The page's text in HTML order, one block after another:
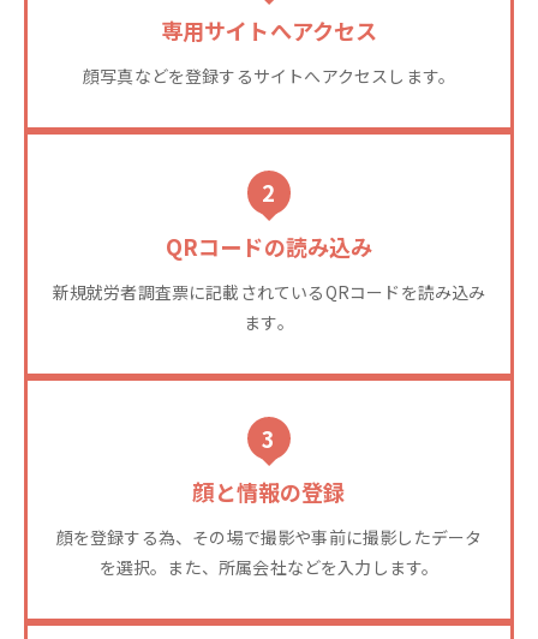
専用サイトへアクセス
顔写真などを登録するサイトへアクセスします。
2
QRコードの読み込み
新規就労者調査票に記載されているQRコードを読み込み
ます。
3
顔と情報の登録
顔を登録する為、その場で撮影や事前に撮影したデータ
を選択。また、所属会社などを入力します。